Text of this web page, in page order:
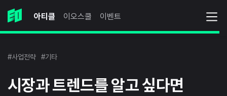
아티클 이오스쿨 이벤트
#사업전략 #기타
시장과 트렌드를 알고 싶다면